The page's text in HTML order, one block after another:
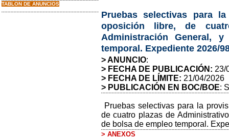
TABLON DE ANUNCIOS
Pruebas selectivas para
oposición libre, de
Administración General,
temporal. Expediente 2026/
> ANUNCIO:
> FECHA DE PUBLICACIÓN: 23/
> FECHA DE LÍMITE: 21/04/2026
> PUBLICACIÓN EN BOC/BOE:
Pruebas selectivas para la
de cuatro plazas de
de bolsa de empleo temporal.
> ANEXOS